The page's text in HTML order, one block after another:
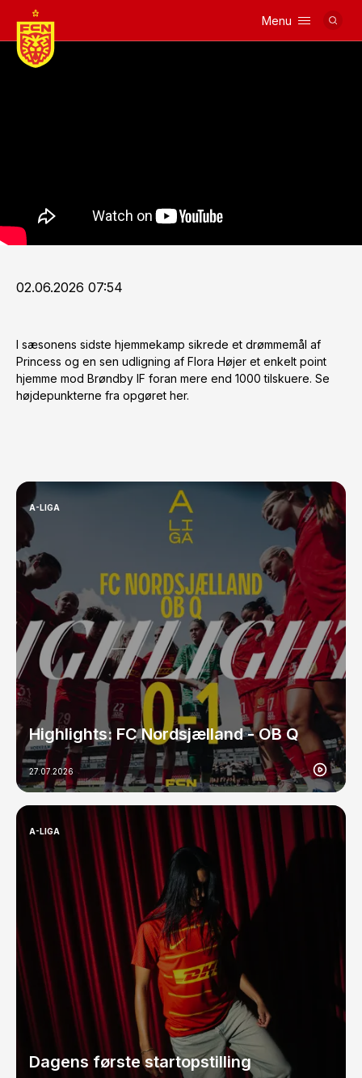
Menu
02.06.2026 07:54
I sæsonens sidste hjemmekamp sikrede et drømmemål af
Princess og en sen udligning af Flora Højer et enkelt point
hjemme mod Brøndby IF foran mere end 1000 tilskuere. Se
højdepunkterne fra opgøret her.
A-LIGA
Highlights: FC Nordsjælland - OB Q
27.07.2026
A-LIGA
Dagens første startopstilling